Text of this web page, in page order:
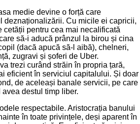
medie devine o forță care
deznaționalizării. Cu micile ei capricii,
cetății pentru cea mai necalificată
să-i aducă prânzul la birou și cina
(dacă apucă să-l aibă), chelneri,
zugravi și șoferi de Uber.
trezi curând străin în propria țară,
eficient în serviciul capitalului. Și doar
de aceleași banale servicii, pe care
destul timp liber.
respectabile. Aristocrația banului
în toate privințele, deși aparent în